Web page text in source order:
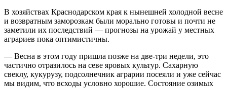
В хозяйствах Краснодарском края к нынешней холодной весне
и возвратным заморозкам были морально готовы и почти не
заметили их последствий — прогнозы на урожай у местных
аграриев пока оптимистичны.
— Весна в этом году пришла позже на две-три недели, это
частично отразилось на севе яровых культур. Сахарную
свеклу, кукурузу, подсолнечник аграрии посеяли и уже сейчас
мы видим, что всходы условно хорошие. Состояние озимых